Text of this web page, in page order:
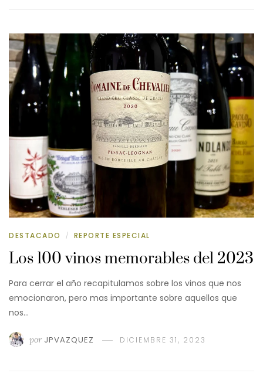
DESTACADO / REPORTE ESPECIAL
Los 100 vinos memorables del 2023
Para cerrar el año recapitulamos sobre los vinos que nos
emocionaron, pero mas importante sobre aquellos que
nos…
por JPVAZQUEZ DICIEMBRE 31, 2023